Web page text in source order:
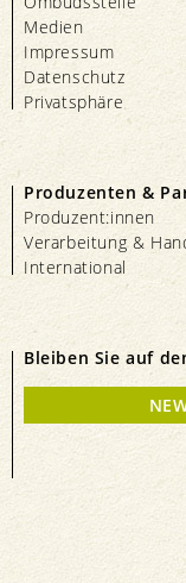
Medien
Impressum
Datenschutz
Privatsphäre
Produzenten &
Produzent:innen
Verarbeitung &
International
Bleiben Sie auf